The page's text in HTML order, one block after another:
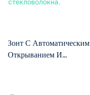
Зонт С Автоматическим
Открыванием И